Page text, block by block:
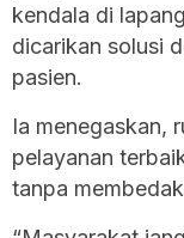
kendala di
dicarikan solusi
pasien.
Ia menegaskan,
pelayanan
tanpa